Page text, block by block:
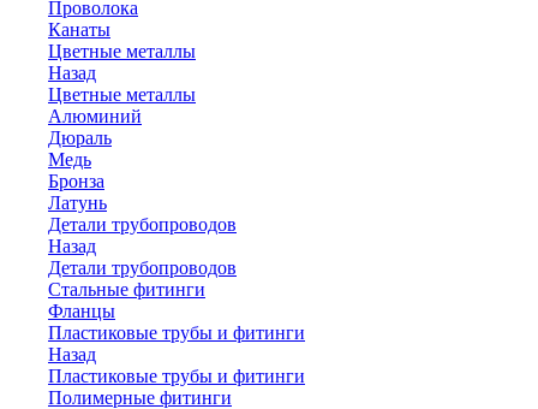
Проволока
Канаты
Цветные металлы
Назад
Цветные металлы
Алюминий
Дюраль
Медь
Бронза
Латунь
Детали трубопроводов
Назад
Детали трубопроводов
Стальные фитинги
Фланцы
Пластиковые трубы и фитинги
Назад
Пластиковые трубы и фитинги
Полимерные фитинги